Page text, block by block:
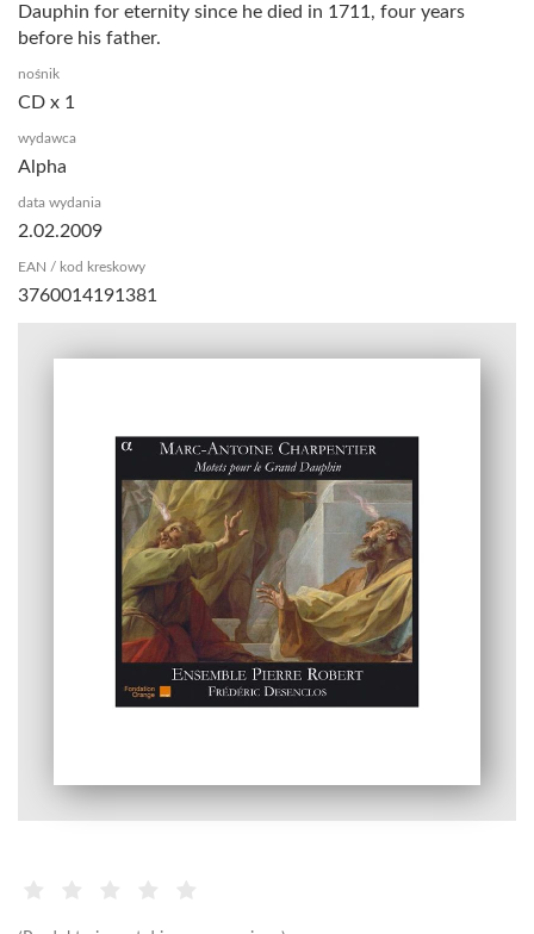
Dauphin for eternity since he died in 1711, four years
before his father.
nośnik
CD x 1
wydawca
Alpha
data wydania
2.02.2009
EAN / kod kreskowy
3760014191381